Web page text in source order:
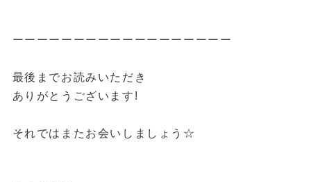
ーーーーーーーーーーーーーーーーーー
最後までお読みいただき
ありがとうございます!
それではまたお会いしましょう☆